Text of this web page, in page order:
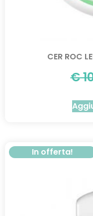
CER ROC
€
In offerta!